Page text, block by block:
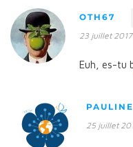
OTH67
23 juillet
Euh, es-tu
PAULINE
25 juillet